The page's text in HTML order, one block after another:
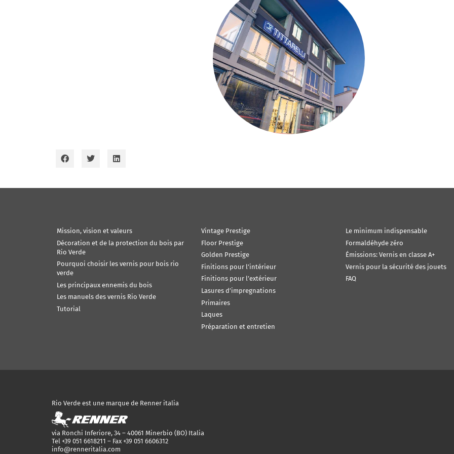
Mission, vision et valeurs
Décoration et de la protection du bois par
Rio Verde
Pourquoi choisir les vernis pour bois rio
verde
Les principaux ennemis du bois
Les manuels des vernis Rio Verde
Tutorial
Vintage Prestige
Floor Prestige
Golden Prestige
Finitions pour l’intérieur
Finitions pour l’extérieur
Lasures d’impregnations
Primaires
Laques
Préparation et entretien
Le minimum indispensable
Formaldéhyde zéro
Émissions: Vernis en classe A+
Vernis pour la sécurité des jouets
FAQ
Rio Verde est une marque de Renner italia
via Ronchi Inferiore, 34 – 40061 Minerbio (BO) Italia
Tel +39 051 6618211 – Fax +39 051 6606312
info@renneritalia.com